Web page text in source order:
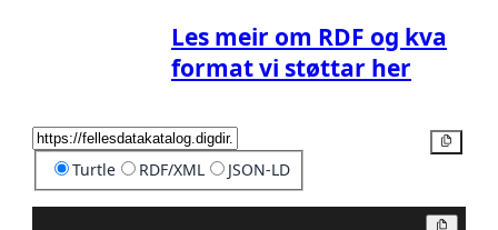
Les meir om RDF og kva
format vi støttar her
Turtle RDF/XML JSON-LD